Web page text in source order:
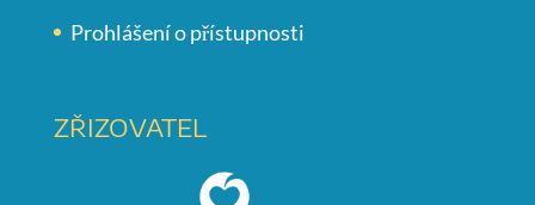
Prohlášení o přístupnosti
ZŘIZOVATEL